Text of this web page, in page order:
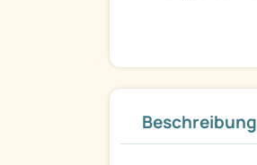
Beschreibung